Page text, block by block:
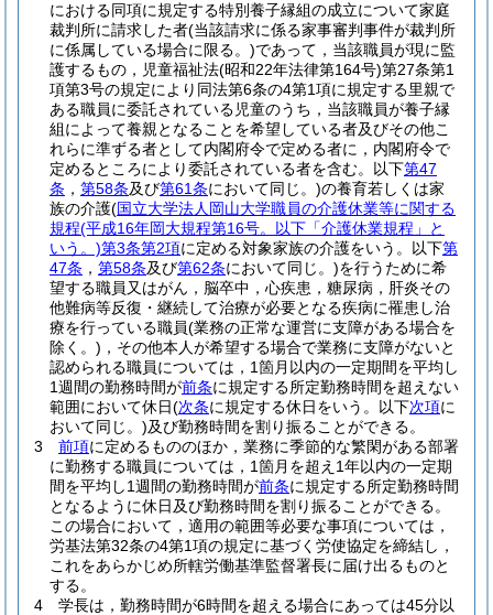
における同項に規定する特別養子縁組の成立について家庭
裁判所に請求した者(当該請求に係る家事審判事件が裁判所
に係属している場合に限る。)であって，当該職員が現に監
護するもの，児童福祉法(昭和22年法律第164号)第27条第1
項第3号の規定により同法第6条の4第1項に規定する里親で
ある職員に委託されている児童のうち，当該職員が養子縁
組によって養親となることを希望している者及びその他こ
れらに準ずる者として内閣府令で定める者に，内閣府令で
定めるところにより委託されている者を含む。以下第47
条 ， 第58条及び第61条において同じ。)の養育若しくは家
族の介護(国立大学法人岡山大学職員の介護休業等に関する
規程(平成16年岡大規程第16号。以下「介護休業規程」と
いう。)第3条第2項に定める対象家族の介護をいう。以下第
47条 ， 第58条及び第62条において同じ。)を行うために希
望する職員又はがん，脳卒中，心疾患，糖尿病，肝炎その
他難病等反復・継続して治療が必要となる疾病に罹患し治
療を行っている職員(業務の正常な運営に支障がある場合を
除く。) ，その他本人が希望する場合で業務に支障がないと
認められる職員については，1箇月以内の一定期間を平均し
1週間の勤務時間が前条に規定する所定勤務時間を超えない
範囲において休日(次条に規定する休日をいう。以下次項に
おいて同じ。)及び勤務時間を割り振ることができる。
3
前項に定めるもののほか，業務に季節的な繁閑がある部署
に勤務する職員については，1箇月を超え1年以内の一定期
間を平均し1週間の勤務時間が前条に規定する所定勤務時間
となるように休日及び勤務時間を割り振ることができる。
この場合において，適用の範囲等必要な事項については，
労基法第32条の4第1項の規定に基づく労使協定を締結し，
これをあらかじめ所轄労働基準監督署長に届け出るものと
する。
4
学長は，勤務時間が6時間を超える場合にあっては45分以